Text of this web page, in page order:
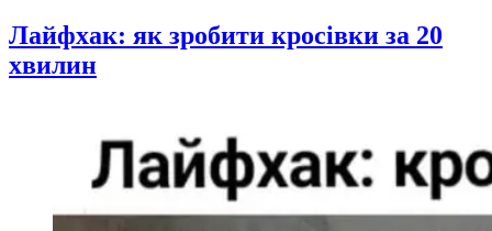
Лайфхак: як зробити кросівки за 20
хвилин